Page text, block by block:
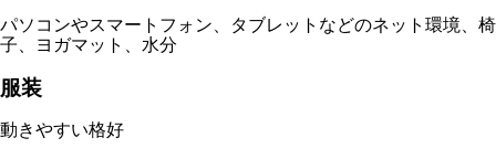
パソコンやスマートフォン、タブレットなどのネット環境、椅
子、ヨガマット、水分
服装
動きやすい格好